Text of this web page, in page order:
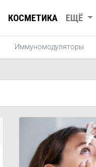
КОСМЕТИКА ЕЩЁ
Иммуномодуляторы